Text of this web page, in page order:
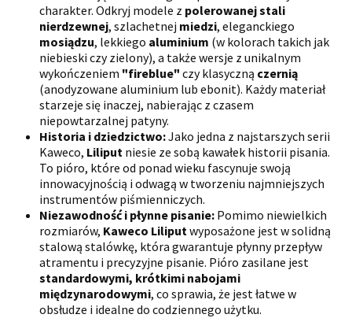
charakter. Odkryj modele z polerowanej stali
nierdzewnej, szlachetnej miedzi, eleganckiego
mosiądzu, lekkiego aluminium (w kolorach takich jak
niebieski czy zielony), a także wersje z unikalnym
wykończeniem "fireblue" czy klasyczną czernią
(anodyzowane aluminium lub ebonit). Każdy materiał
starzeje się inaczej, nabierając z czasem
niepowtarzalnej patyny.
Historia i dziedzictwo:Jako jedna z najstarszych serii
Kaweco, Liliput niesie ze sobą kawałek historii pisania.
To pióro, które od ponad wieku fascynuje swoją
innowacyjnością i odwagą w tworzeniu najmniejszych
instrumentów piśmienniczych.
Niezawodność i płynne pisanie: Pomimo niewielkich
rozmiarów, Kaweco Liliput wyposażone jest w solidną
stalową stalówkę, która gwarantuje płynny przepływ
atramentu i precyzyjne pisanie. Pióro zasilane jest
standardowymi, krótkimi nabojami
międzynarodowymi, co sprawia, że jest łatwe w
obsłudze i idealne do codziennego użytku.